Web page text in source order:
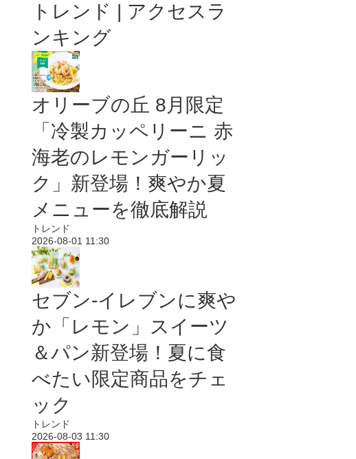
トレンド | アクセスラ
ンキング
オリーブの丘 8月限定
「冷製カッペリーニ 赤
海老のレモンガーリッ
ク」新登場！爽やか夏
メニューを徹底解説
トレンド
2026-08-01 11:30
セブン‐イレブンに爽や
か「レモン」スイーツ
＆パン新登場！夏に食
べたい限定商品をチェ
ック
トレンド
2026-08-03 11:30